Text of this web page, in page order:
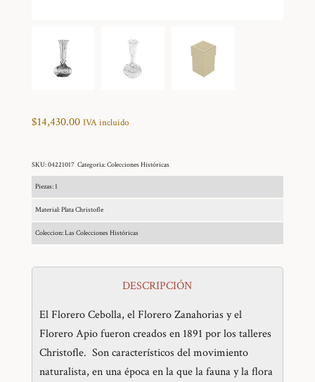
$14,430.00 IVA incluido
SKU:04221017 Categoría:Colecciones Históricas
Piezas: 1
Material: Plata Christofle
Coleccion: Las Colecciones Históricas
DESCRIPCIÓN
El Florero Cebolla, el Florero Zanahorias y el
Florero Apio fueron creados en 1891 por los talleres
Christofle. Son característicos del movimiento
naturalista, en una época en la que la fauna y la flora